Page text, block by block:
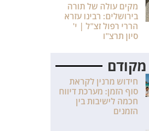
מקים עולה של תורה
בירושלים: רבינו עזרא
הררי רפול זצ"ל | י'
סיון תרצ"ו
מקודם
חידוש מרנין לקראת
סוף הזמן: מערכת דיווח
חכמה לישיבות בין
הזמנים